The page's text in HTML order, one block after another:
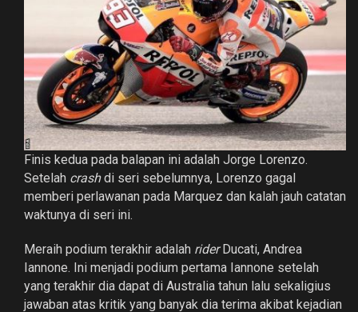
Finis kedua pada balapan ini adalah Jorge Lorenzo.
Setelah crashdi seri sebelumnya, Lorenzo gagal
memberi perlawanan pada Marquez dan kalah jauh catatan
waktunya di seri ini.
Meraih podium terakhir adalah riderDucati, Andrea
Iannone. Ini menjadi podium pertama Iannone setelah
yang terakhir dia dapat di Australia tahun lalu sekaligius
jawaban atas kritik yang banyak dia terima akibat kejadian